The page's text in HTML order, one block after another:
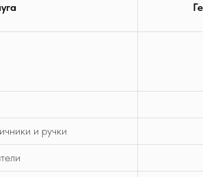
и ручки